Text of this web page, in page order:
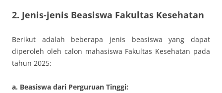
2. Jenis-jenis Beasiswa Fakultas Kesehatan
Berikut adalah beberapa jenis beasiswa yang dapat
diperoleh oleh calon mahasiswa Fakultas Kesehatan pada
tahun 2025:
a. Beasiswa dari Perguruan Tinggi: